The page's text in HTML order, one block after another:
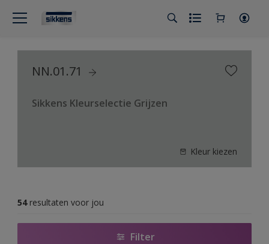
NN.01.71
Sikkens Kleurselectie Grijzen
Kleur kiezen
54 resultaten voor jou
Filter